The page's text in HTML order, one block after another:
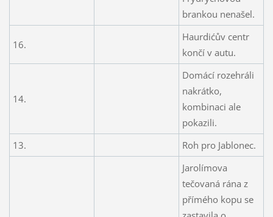
brankou nenašel.
16.
Haurdićův centr
končí v autu.
14.
Domácí rozehráli
nakrátko,
kombinaci ale
pokazili.
13.
Roh pro Jablonec.
Jarolímova
tečovaná rána z
přímého kopu se